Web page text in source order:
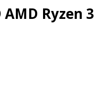
Ryzen 3